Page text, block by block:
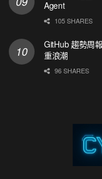
Agent
105 SHARES
GitHub 趨勢周
重浪潮
96 SHARES